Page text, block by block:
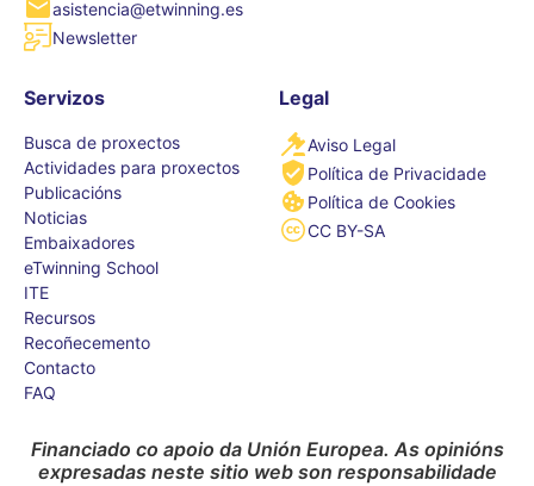
asistencia@etwinning.es
Newsletter
Servizos
Busca de proxectos
Actividades para proxectos
Publicacións
Noticias
Embaixadores
eTwinning School
ITE
Recursos
Recoñecemento
Contacto
FAQ
Legal
Aviso Legal
Política de Privacidade
Política de Cookies
CC BY-SA
Financiado co apoio da Unión Europea. As opinións
expresadas neste sitio web son responsabilidade